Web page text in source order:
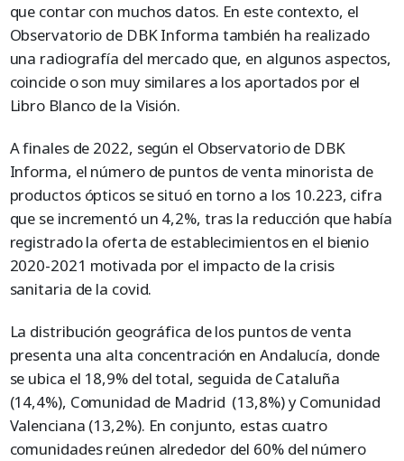
que contar con muchos datos. En este contexto, el
Observatorio de DBK Informa también ha realizado
una radiografía del mercado que, en algunos aspectos,
coincide o son muy similares a los aportados por el
Libro Blanco de la Visión.
A finales de 2022, según el Observatorio de DBK
Informa, el número de puntos de venta minorista de
productos ópticos se situó en torno a los 10.223, cifra
que se incrementó un 4,2%, tras la reducción que había
registrado la oferta de establecimientos en el bienio
2020-2021 motivada por el impacto de la crisis
sanitaria de la covid.
La distribución geográfica de los puntos de venta
presenta una alta concentración en Andalucía, donde
se ubica el 18,9% del total, seguida de Cataluña
(14,4%), Comunidad de Madrid (13,8%) y Comunidad
Valenciana (13,2%). En conjunto, estas cuatro
comunidades reúnen alrededor del 60% del número